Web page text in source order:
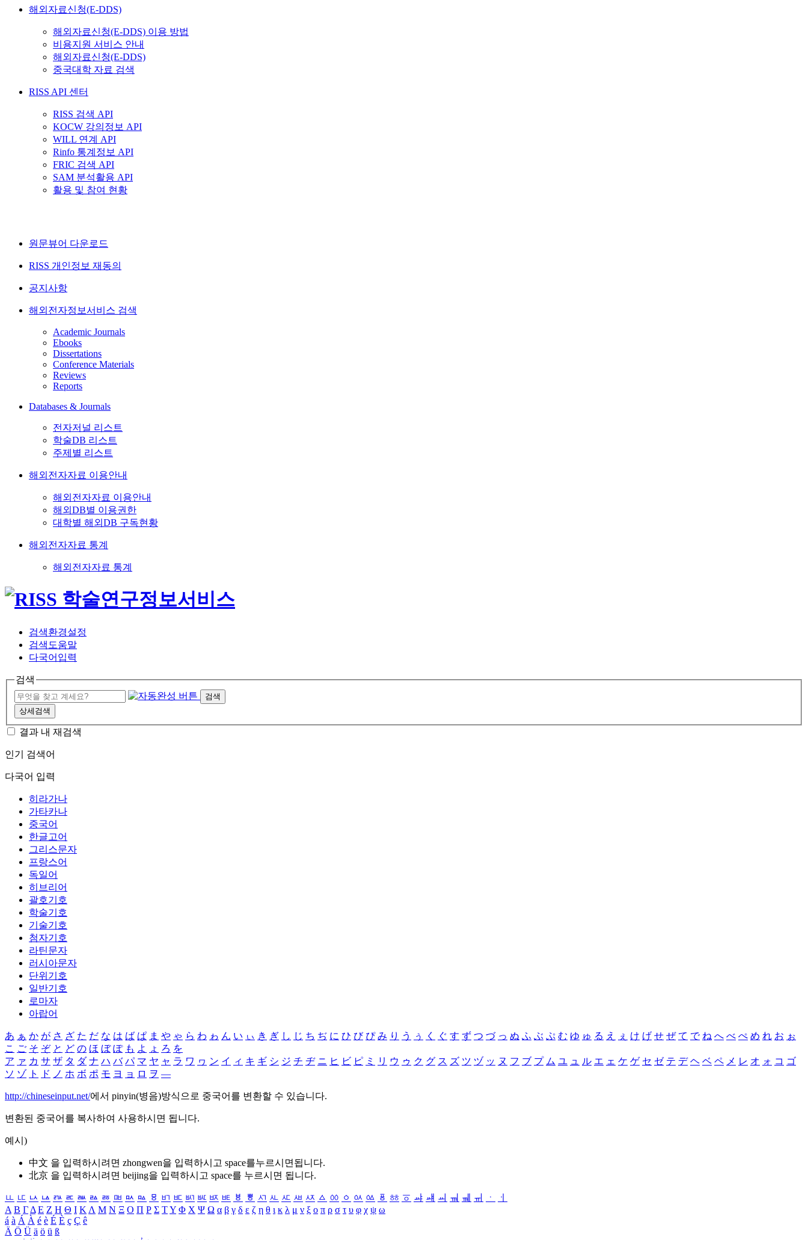
해외자료신청(E-DDS)
해외자료신청(E-DDS) 이용 방법
비용지원 서비스 안내
해외자료신청(E-DDS)
중국대학 자료 검색
RISS API 센터
RISS 검색 API
KOCW 강의정보 API
WILL 연계 API
Rinfo 통계정보 API
FRIC 검색 API
SAM 분석활용 API
활용 및 참여 현황
원문뷰어 다운로드
RISS 개인정보 재동의
공지사항
해외전자정보서비스 검색
Academic Journals
Ebooks
Dissertations
Conference Materials
Reviews
Reports
Databases & Journals
전자저널 리스트
학술DB 리스트
주제별 리스트
해외전자자료 이용안내
해외전자자료 이용안내
해외DB별 이용권한
대학별 해외DB 구독현황
해외전자자료 통계
해외전자자료 통계
검색환경설정
검색도움말
다국어입력
검색
검색
상세검색
결과 내 재검색
인기 검색어
다국어 입력
히라가나
가타카나
중국어
한글고어
그리스문자
프랑스어
독일어
히브리어
괄호기호
학술기호
기술기호
첨자기호
라틴문자
러시아문자
단위기호
일반기호
로마자
아랍어
あ ぁ か が さ ざ た だ な は ば ぱ ま や ゃ ら わ ゎ ん い ぃ き ぎ し じ ち ぢ に ひ び ぴ み り う ぅ く ぐ す ず つ づ っ ぬ ふ ぶ ぷ む ゆ ゅ る え ぇ け げ せ ぜ て で ね へ べ ぺ め れ お ぉ
こ ご そ ぞ と ど の ほ ぼ ぽ も よ ょ ろ を
ア ァ カ サ ザ タ ダ ナ ハ バ パ マ ヤ ャ ラ ワ ヮ ン イ ィ キ ギ シ ジ チ ヂ ニ ヒ ビ ピ ミ リ ウ ゥ ク グ ス ズ ツ ヅ ッ ヌ フ ブ プ ム ユ ュ ル エ ェ ケ ゲ セ ゼ テ デ ヘ ベ ペ メ レ オ ォ コ ゴ
ソ ゾ ト ド ノ ホ ボ ポ モ ヨ ョ ロ ヲ ―
http://chineseinput.net/에서 pinyin(병음)방식으로 중국어를 변환할 수 있습니다.
변환된 중국어를 복사하여 사용하시면 됩니다.
예시)
中文 을 입력하시려면 zhongwen을 입력하시고 space를누르시면됩니다.
北京 을 입력하시려면 beijing을 입력하시고 space를 누르시면 됩니다.
ㅥ ㅦ ㅧ ㅨ ㅩ ㅪ ㅫ ㅬ ㅭ ㅮ ㅯ ㅰ ㅱ ㅲ ㅳ ㅴ ㅵ ㅶ ㅷ ㅸ ㅹ ㅺ ㅻ ㅼ ㅽ ㅾ ㅿ ㆀ ㆁ ㆂ ㆃ ㆄ ㆅ ㆆ ㆇ ㆈ ㆉ ㆊ ㆋ ㆌ ㆍ
ㆎ
Α Β ΓΔ Ε Ζ Η Θ Ι ΚΛ Μ Ν Ξ Ο Π Ρ Σ ΤΥ Φ Χ Ψ Ω α β γ δ ε ζ η θ ι κ λ μ ν ξ ο π ρ σ τ υ φ χ ψ ω
á à Á À é è É È ç Ç ê
Ä Ö Ü ä ö ü ß